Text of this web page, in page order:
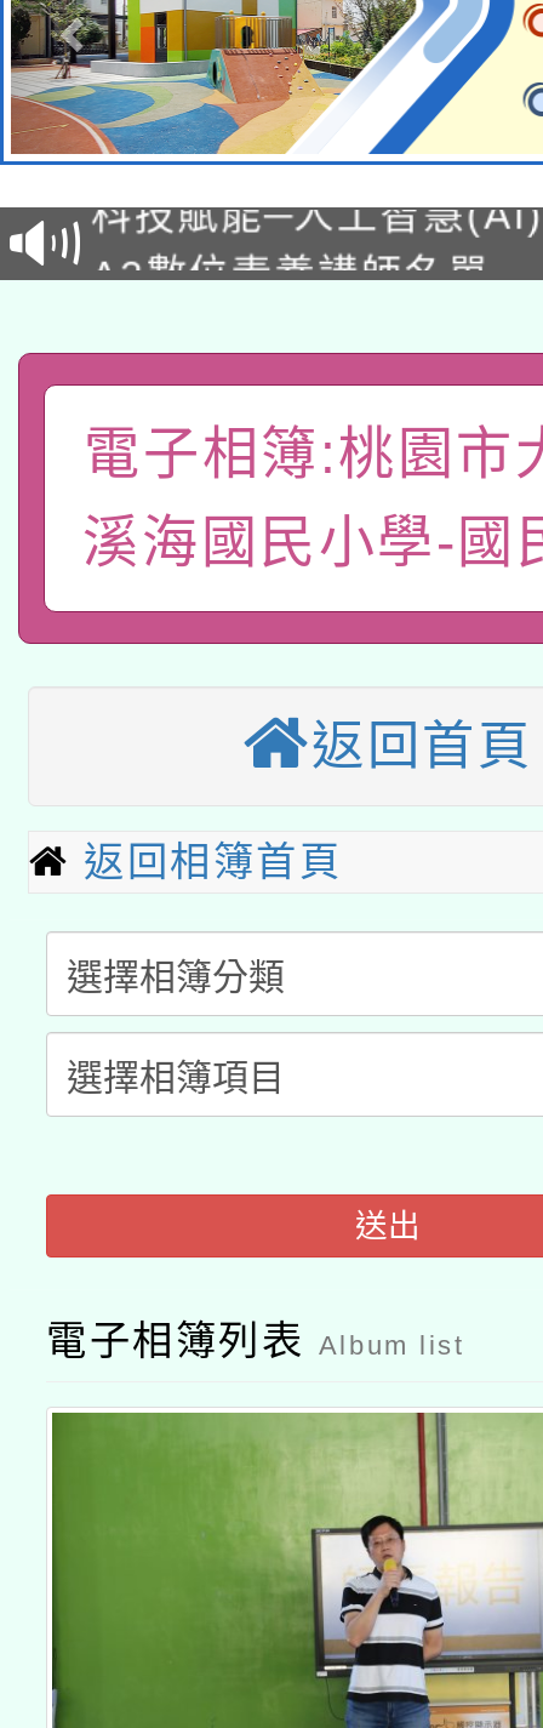
本館辦理115年度閱讀
礎課程
A3數位素養講師名單
pilot」
有關大陸委員會函釋公
薪期間赴陸應申請許可
轉知經濟部水利署委託
用水績優單位及節水達
動」
115年8月22日(星期六
桃園市孔廟祈福系列
開 智慧啟航」
2026年桃園地景藝術
「2026桃園藝術巡演
關事宜
國立臺灣師範大學辦
年度健康促進學校輔導
業成長研習」實施計畫
本館辦理115年度閱讀
暨閱讀推動專業研習
礎課程
A3數位素養講師名單
pilot」
有關大陸委員會函釋公
薪期間赴陸應申請許可
轉知經濟部水利署委託
業技術研究院辦理「
115年8月22日(星期六
開 智慧啟航」
「2026桃園藝術巡演
國立臺灣師範大學辦理
年度健康促進學校輔導
業成長研習」實施計畫
電子相簿:桃園市
溪海國民小學-國
返回首頁
返回相簿首頁
送出
電子相簿列表 Album list